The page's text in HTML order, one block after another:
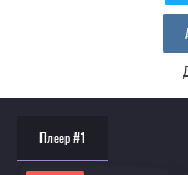
Плеер #1